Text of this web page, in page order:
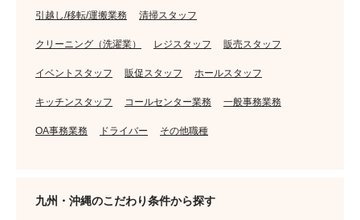
引越し/移転/運搬業務 清掃スタッフ
クリーニング（洗濯業） レジスタッフ 販売スタッフ
イベントスタッフ 販促スタッフ ホールスタッフ
キッチンスタッフ コールセンター業務 一般事務業務
OA事務業務 ドライバー その他職種
九州・沖縄のこだわり条件から探す